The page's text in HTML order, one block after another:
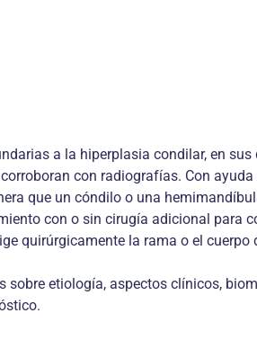
a la hiperplasia condilar, en
con radiografías. Con
que un cóndilo o una
con o sin cirugía adicional para
quirúrgicamente la rama o el
sobre etiología, aspectos clínicos,